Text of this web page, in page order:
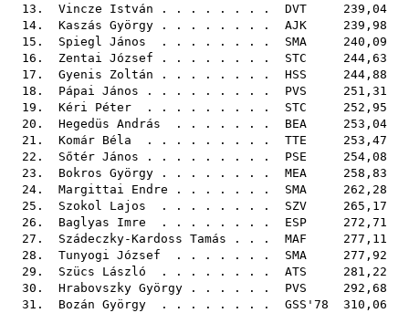
13. Vincze István . . . . . . . . DVT 239,04
14. Kaszás György . . . . . . . . AJK 239,98
15. Spiegl János . . . . . . . . SMA 240,09
16. Zentai József . . . . . . . . STC 244,63
17. Gyenis Zoltán . . . . . . . . HSS 244,88
18. Pápai János . . . . . . . . . PVS 251,31
19. Kéri Péter . . . . . . . . . STC 252,95
20. Hegedüs András . . . . . . . BEA 253,04
21. Komár Béla . . . . . . . . . TTE 253,47
22. Sőtér János . . . . . . . . . PSE 254,08
23. Bokros György . . . . . . . . MEA 258,83
24. Margittai Endre . . . . . . . SMA 262,28
25. Szokol Lajos . . . . . . . . SZV 265,17
26. Baglyas Imre . . . . . . . . ESP 272,71
27. Szádeczky-Kardoss Tamás . . . MAF 277,11
28. Tunyogi József . . . . . . . SMA 277,92
29. Szücs László . . . . . . . . ATS 281,22
30. Hrabovszky György . . . . . . PVS 292,68
31. Bozán György . . . . . . . . GSS'78 310,06